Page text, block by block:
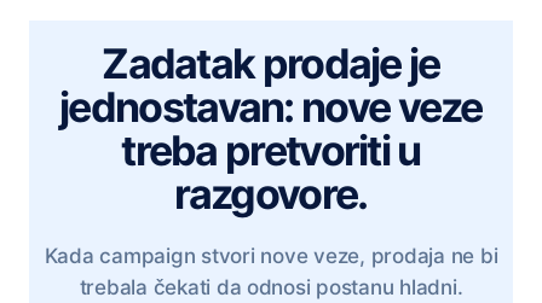
Zadatak prodaje je
jednostavan: nove veze
treba pretvoriti u
razgovore.
Kada campaign stvori nove veze, prodaja ne bi
trebala čekati da odnosi postanu hladni.